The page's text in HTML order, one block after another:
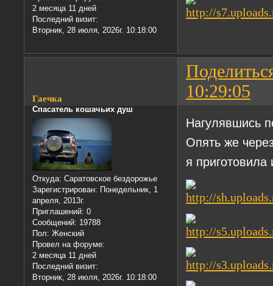
2 месяца 11 дней
Последний визит:
Вторник, 28 июля, 2026г. 10:18:00
10:29:05
Гаечка
Спасатель кошачьих душ
Откуда: Саратовское бездорожье
Зарегистрирован: Понедельник, 1
апреля, 2013г.
Приглашений: 0
Сообщений: 19788
Пол: Женский
Провел на форуме:
2 месяца 11 дней
Последний визит:
Вторник, 28 июля, 2026г. 10:18:00
Нагулявшись
Опять же
я